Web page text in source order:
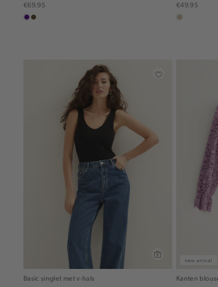
€69.95
indigogroen,
€49.95
lichtzand
Basic singlet met v-hals
new arrival
Kanten